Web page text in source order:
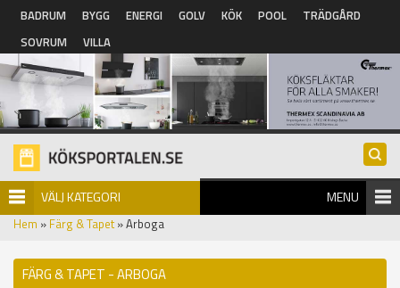
Hoppa till huvudinnehåll
BADRUM BYGG ENERGI GOLV KÖK POOL
TRÄDGÅRD
SOVRUM
VILLA
VÄLJ KATEGORI MENU
Hem » Färg & Tapet» Arboga
FÄRG & TAPET - ARBOGA